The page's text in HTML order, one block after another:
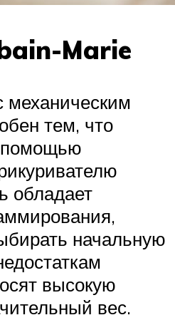
Marie
механическим
тем, что
помощью
обладает
начальную
высокую
вес.